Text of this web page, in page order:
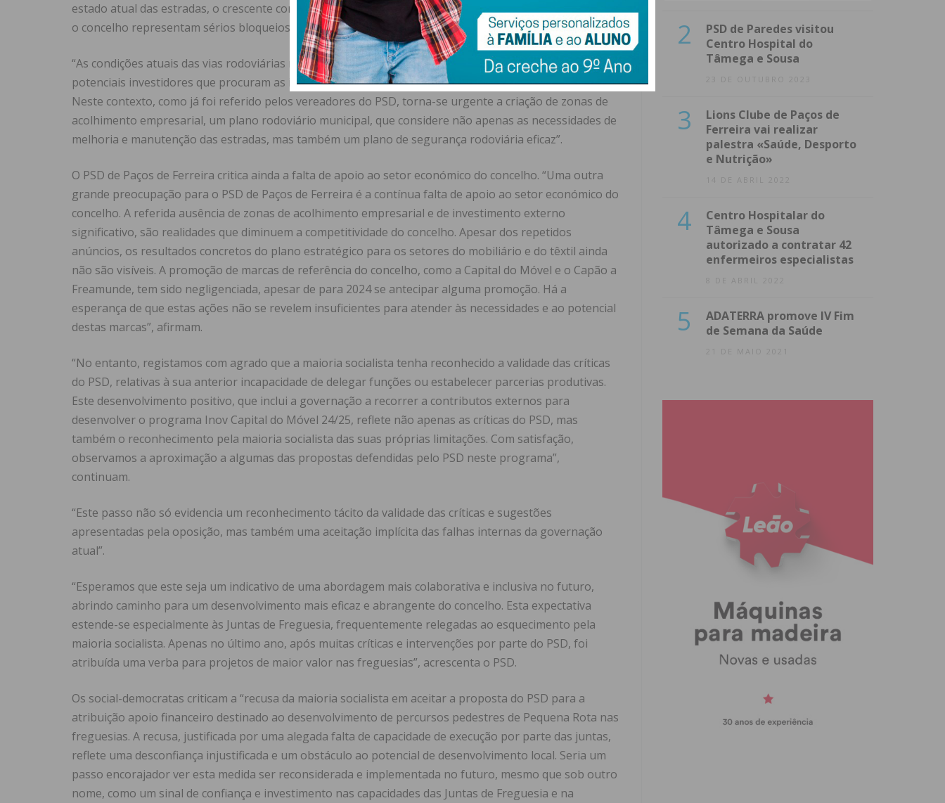
estado atual das estradas, o crescente congestionamento do trânsito e o estreitamento de vias em todo
o concelho representam sérios bloqueios””
“As condições atuais das vias rodoviárias não só dificultam a logística diária, mas também desencorajam
potenciais investidores que procuram as infraestruturas adequadas para instalação dos seus negócios.
Neste contexto, como já foi referido pelos vereadores do PSD, torna-se urgente a criação de zonas de
acolhimento empresarial, um plano rodoviário municipal, que considere não apenas as necessidades de
melhoria e manutenção das estradas, mas também um plano de segurança rodoviária eficaz”.
O PSD de Paços de Ferreira critica ainda a falta de apoio ao setor económico do concelho. “Uma outra
grande preocupação para o PSD de Paços de Ferreira é a contínua falta de apoio ao setor económico do
concelho. A referida ausência de zonas de acolhimento empresarial e de investimento externo
significativo, são realidades que diminuem a competitividade do concelho. Apesar dos repetidos
anúncios, os resultados concretos do plano estratégico para os setores do mobiliário e do têxtil ainda
não são visíveis. A promoção de marcas de referência do concelho, como a Capital do Móvel e o Capão a
Freamunde, tem sido negligenciada, apesar de para 2024 se antecipar alguma promoção. Há a
esperança de que estas ações não se revelem insuficientes para atender às necessidades e ao potencial
destas marcas”, afirmam.
“No entanto, registamos com agrado que a maioria socialista tenha reconhecido a validade das críticas
do PSD, relativas à sua anterior incapacidade de delegar funções ou estabelecer parcerias produtivas.
Este desenvolvimento positivo, que inclui a governação a recorrer a contributos externos para
desenvolver o programa Inov Capital do Móvel 24/25, reflete não apenas as críticas do PSD, mas
também o reconhecimento pela maioria socialista das suas próprias limitações. Com satisfação,
observamos a aproximação a algumas das propostas defendidas pelo PSD neste programa”,
continuam.
“Este passo não só evidencia um reconhecimento tácito da validade das críticas e sugestões
apresentadas pela oposição, mas também uma aceitação implícita das falhas internas da governação
atual”.
“Esperamos que este seja um indicativo de uma abordagem mais colaborativa e inclusiva no futuro,
abrindo caminho para um desenvolvimento mais eficaz e abrangente do concelho. Esta expectativa
estende-se especialmente às Juntas de Freguesia, frequentemente relegadas ao esquecimento pela
maioria socialista. Apenas no último ano, após muitas críticas e intervenções por parte do PSD, foi
atribuída uma verba para projetos de maior valor nas freguesias”, acrescenta o PSD.
Os social-democratas criticam a “recusa da maioria socialista em aceitar a proposta do PSD para a
atribuição apoio financeiro destinado ao desenvolvimento de percursos pedestres de Pequena Rota nas
freguesias. A recusa, justificada por uma alegada falta de capacidade de execução por parte das juntas,
reflete uma desconfiança injustificada e um obstáculo ao potencial de desenvolvimento local. Seria um
passo encorajador ver esta medida ser reconsiderada e implementada no futuro, mesmo que sob outro
nome, como um sinal de confiança e investimento nas capacidades das Juntas de Freguesia e na
2
PSD de Paredes visitou
Centro Hospital do
Tâmega e Sousa
23 DE OUTUBRO 2023
3
Lions Clube de Paços de
Ferreira vai realizar
palestra «Saúde, Desporto
e Nutrição»
14 DE ABRIL 2022
4
Centro Hospitalar do
Tâmega e Sousa
autorizado a contratar 42
enfermeiros especialistas
8 DE ABRIL 2022
5
ADATERRA promove IV Fim
de Semana da Saúde
21 DE MAIO 2021